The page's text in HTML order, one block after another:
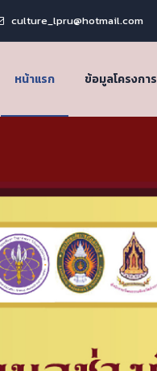
culture_lpru@hotmail.com
หน้าแรก ข้อมูลโครงการ